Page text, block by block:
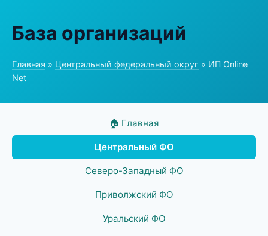
База организаций
Главная » Центральный федеральный округ » ИП Online
Net
🏠 Главная
Центральный ФО
Северо-Западный ФО
Приволжский ФО
Уральский ФО